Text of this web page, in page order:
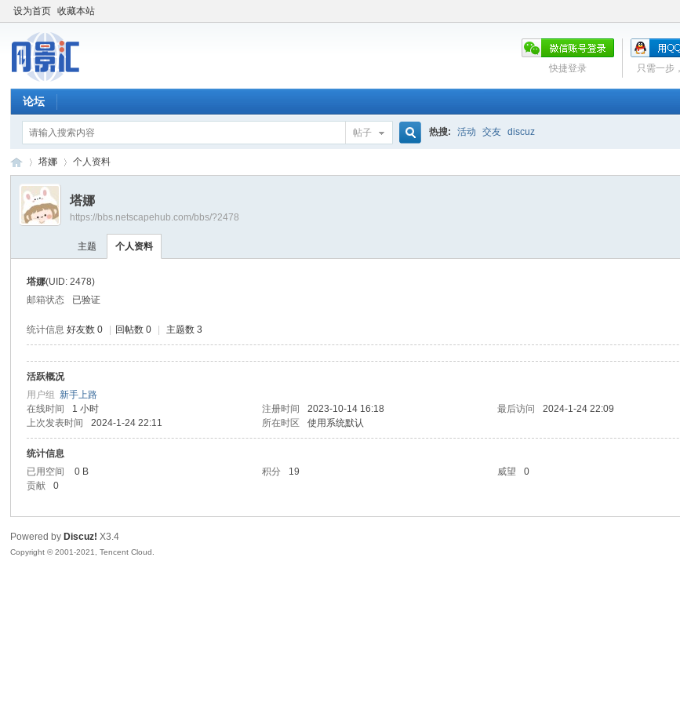
设为首页 收藏本站
只需一步
快捷登录
论坛
帖子 热搜: 活动 交友 discuz
汇
›
塔娜
›
个人资料
塔娜
https://bbs.netscapehub.com/bbs/?2478
主题 个人资料
塔娜(UID: 2478)
邮箱状态
已验证
统计信息 好友数 0 回帖数 0 主题数 3
活跃概况
用户组新手上路
在线时间
1 小时 注册时间 2023-10-14 16:18 最后访问 2024-1-24 22:09
上次发表时间
2024-1-24 22:11 所在时区 使用系统默认
统计信息
已用空间
0 B 积分 19 威望 0
贡献
0
Powered by Discuz! X3.4
Copyright © 2001-2021, Tencent Cloud.